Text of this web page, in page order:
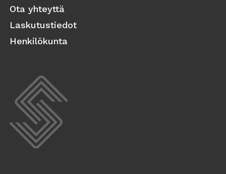
Ota yhteyttä
Laskutustiedot
Henkilökunta